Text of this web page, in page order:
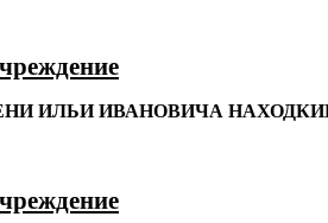
ИЛЬИ ИВАНОВИЧА